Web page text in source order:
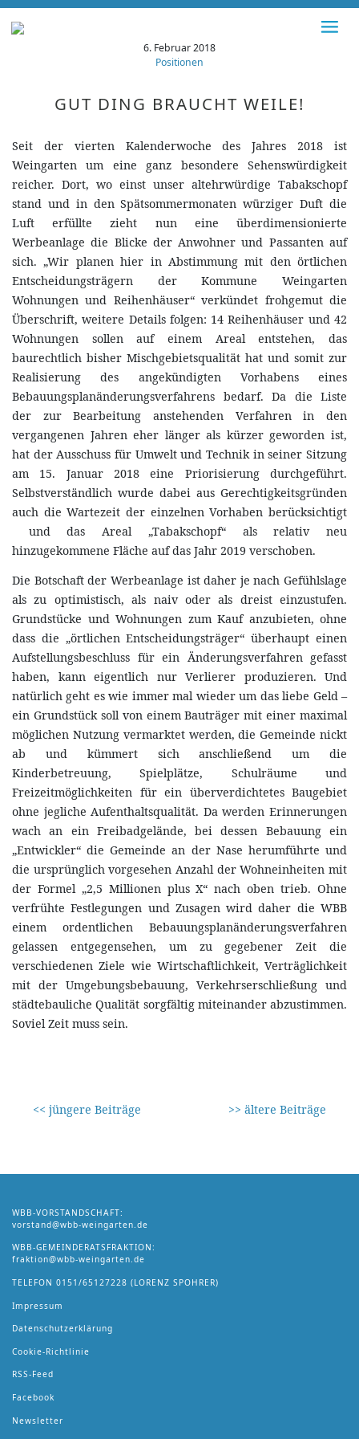
6. Februar 2018
Positionen
GUT DING BRAUCHT WEILE!
Seit der vierten Kalenderwoche des Jahres 2018 ist
Weingarten um eine ganz besondere Sehenswürdigkeit
reicher. Dort, wo einst unser altehrwürdige Tabakschopf
stand und in den Spätsommermonaten würziger Duft die
Luft erfüllte zieht nun eine überdimensionierte
Werbeanlage die Blicke der Anwohner und Passanten auf
sich. „Wir planen hier in Abstimmung mit den örtlichen
Entscheidungsträgern der Kommune Weingarten
Wohnungen und Reihenhäuser“ verkündet frohgemut die
Überschrift, weitere Details folgen: 14 Reihenhäuser und 42
Wohnungen sollen auf einem Areal entstehen, das
baurechtlich bisher Mischgebietsqualität hat und somit zur
Realisierung des angekündigten Vorhabens eines
Bebauungsplanänderungsverfahrens bedarf. Da die Liste
der zur Bearbeitung anstehenden Verfahren in den
vergangenen Jahren eher länger als kürzer geworden ist,
hat der Ausschuss für Umwelt und Technik in seiner Sitzung
am 15. Januar 2018 eine Priorisierung durchgeführt.
Selbstverständlich wurde dabei aus Gerechtigkeitsgründen
auch die Wartezeit der einzelnen Vorhaben berücksichtigt
und das Areal „Tabakschopf“ als relativ neu
hinzugekommene Fläche auf das Jahr 2019 verschoben.
Die Botschaft der Werbeanlage ist daher je nach Gefühlslage
als zu optimistisch, als naiv oder als dreist einzustufen.
Grundstücke und Wohnungen zum Kauf anzubieten, ohne
dass die „örtlichen Entscheidungsträger“ überhaupt einen
Aufstellungsbeschluss für ein Änderungsverfahren gefasst
haben, kann eigentlich nur Verlierer produzieren. Und
natürlich geht es wie immer mal wieder um das liebe Geld –
ein Grundstück soll von einem Bauträger mit einer maximal
möglichen Nutzung vermarktet werden, die Gemeinde nickt
ab und kümmert sich anschließend um die
Kinderbetreuung, Spielplätze, Schulräume und
Freizeitmöglichkeiten für ein überverdichtetes Baugebiet
ohne jegliche Aufenthaltsqualität. Da werden Erinnerungen
wach an ein Freibadgelände, bei dessen Bebauung ein
„Entwickler“ die Gemeinde an der Nase herumführte und
die ursprünglich vorgesehen Anzahl der Wohneinheiten mit
der Formel „2,5 Millionen plus X“ nach oben trieb. Ohne
verfrühte Festlegungen und Zusagen wird daher die WBB
einem ordentlichen Bebauungsplanänderungsverfahren
gelassen entgegensehen, um zu gegebener Zeit die
verschiedenen Ziele wie Wirtschaftlichkeit, Verträglichkeit
mit der Umgebungsbebauung, Verkehrserschließung und
städtebauliche Qualität sorgfältig miteinander abzustimmen.
Soviel Zeit muss sein.
<< jüngere Beiträge >> ältere Beiträge
WBB-VORSTANDSCHAFT:
vorstand@wbb-weingarten.de
WBB-GEMEINDERATSFRAKTION:
fraktion@wbb-weingarten.de
TELEFON 0151/65127228 (LORENZ SPOHRER)
Impressum
Datenschutzerklärung
Cookie-Richtlinie
RSS-Feed
Facebook
Newsletter